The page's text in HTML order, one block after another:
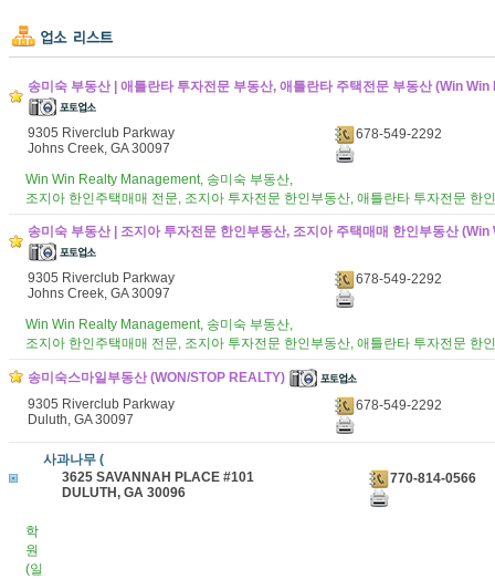
송미숙 부동산 | 애틀란타 투자전문 부동산, 애틀란타 주택전문 부동산 (Win
9305 Riverclub Parkway
Johns Creek, GA 30097
678-549-2292
Win Win Realty Management, 송미숙 부동산,
조지아 한인주택매매 전문, 조지아 투자전문 한인부동산, 애틀란타 투자전문 한
송미숙 부동산 | 조지아 투자전문 한인부동산, 조지아 주택매매 한인부동산
9305 Riverclub Parkway
Johns Creek, GA 30097
678-549-2292
Win Win Realty Management, 송미숙 부동산,
조지아 한인주택매매 전문, 조지아 투자전문 한인부동산, 애틀란타 투자전문 한
송미숙스마일부동산 (WON/STOP REALTY)
9305 Riverclub Parkway
Duluth, GA 30097
678-549-2292
사과나무 (
3625 SAVANNAH PLACE #101
DULUTH, GA 30096
770-814-0566
학
원
(일